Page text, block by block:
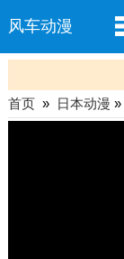
风车动漫
首页» 日本动漫 »